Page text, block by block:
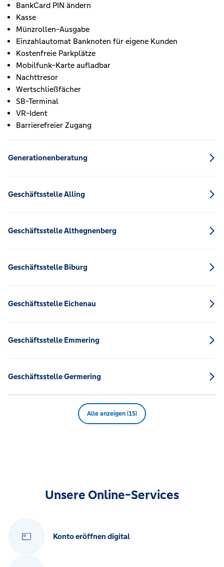
BankCard PIN ändern
Kasse
Münzrollen-Ausgabe
Einzahlautomat Banknoten für eigene Kunden
Kostenfreie Parkplätze
Mobilfunk-Karte aufladbar
Nachttresor
Wertschließfächer
SB-Terminal
VR-Ident
Barrierefreier Zugang
Generationenberatung
Geschäftsstelle Alling
Geschäftsstelle Althegnenberg
Geschäftsstelle Biburg
Geschäftsstelle Eichenau
Geschäftsstelle Emmering
Geschäftsstelle Germering
Alle anzeigen (15)
Unsere Online-Services
Konto eröffnen digital